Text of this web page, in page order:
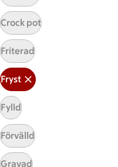
Testa att söka på
Crock pot
Friterad
Fryst
Fylld
Förvälld
Gravad